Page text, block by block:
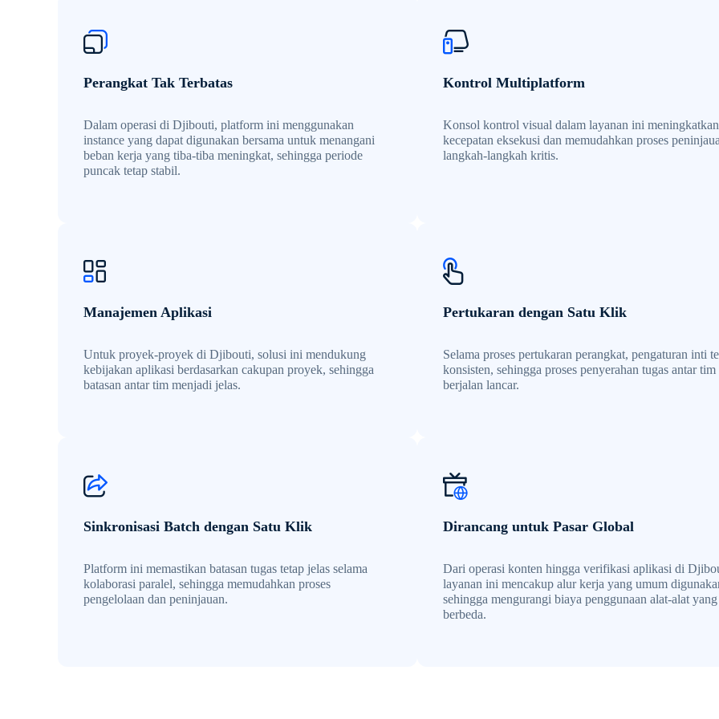
Perangkat Tak Terbatas
Dalam operasi di Djibouti, platform ini menggunakan
instance yang dapat digunakan bersama untuk menangani
beban kerja yang tiba-tiba meningkat, sehingga periode
puncak tetap stabil.
Kontrol Multiplatform
Konsol kontrol visual dalam layanan ini meningkatkan
kecepatan eksekusi dan memudahkan proses
langkah-langkah kritis.
Manajemen Aplikasi
Untuk proyek-proyek di Djibouti, solusi ini mendukung
kebijakan aplikasi berdasarkan cakupan proyek, sehingga
batasan antar tim menjadi jelas.
Pertukaran dengan Satu Klik
Selama proses pertukaran perangkat, pengaturan inti
konsisten, sehingga proses penyerahan tugas antar tim
berjalan lancar.
Sinkronisasi Batch dengan Satu Klik
Platform ini memastikan batasan tugas tetap jelas selama
kolaborasi paralel, sehingga memudahkan proses
pengelolaan dan peninjauan.
Dirancang untuk Pasar Global
Dari operasi konten hingga verifikasi aplikasi di
layanan ini mencakup alur kerja yang umum
sehingga mengurangi biaya penggunaan alat-alat yang
berbeda.